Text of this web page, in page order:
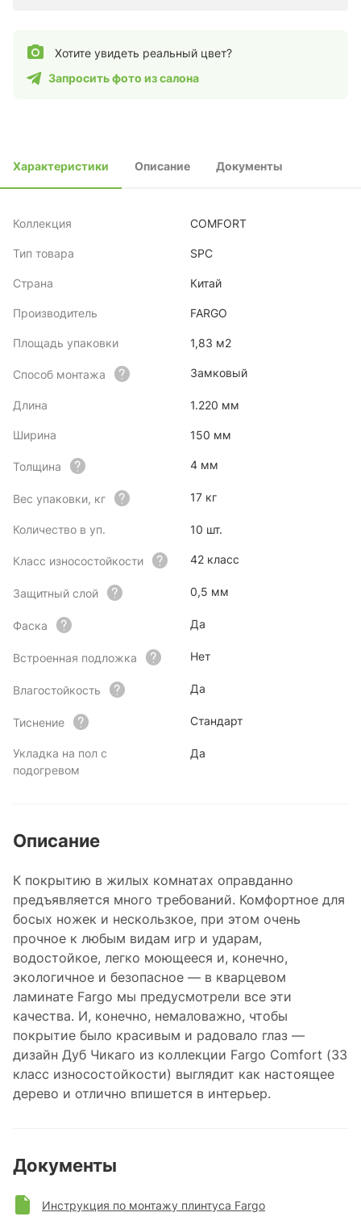
Хотите увидеть реальный цвет?
Запросить фото из салона
Характеристики Описание Документы
Коллекция COMFORT
Тип товара SPC
Страна Китай
Производитель FARGO
Площадь упаковки 1,83 м2
Способ монтажа Замковый
Длина 1.220 мм
Ширина 150 мм
Толщина 4 мм
Вес упаковки, кг 17 кг
Количество в уп. 10 шт.
Класс износостойкости 42 класс
Защитный слой 0,5 мм
Фаска Да
Встроенная подложка Нет
Влагостойкость Да
Тиснение Стандарт
Укладка на пол с
подогревом
Да
Описание
К покрытию в жилых комнатах оправданно
предъявляется много требований. Комфортное для
босых ножек и нескользкое, при этом очень
прочное к любым видам игр и ударам,
водостойкое, легко моющееся и, конечно,
экологичное и безопасное — в кварцевом
ламинате Fargo мы предусмотрели все эти
качества. И, конечно, немаловажно, чтобы
покрытие было красивым и радовало глаз —
дизайн Дуб Чикаго из коллекции Fargo Comfort (33
класс износостойкости) выглядит как настоящее
дерево и отлично впишется в интерьер.
Документы
Инструкция по монтажу плинтуса Fargo